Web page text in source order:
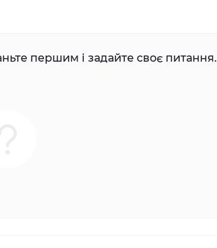
першим і задайте своє питання.